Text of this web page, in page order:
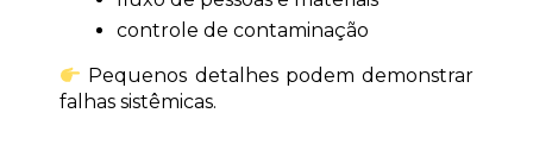
controle de contaminação
Pequenos detalhes podem demonstrar
falhas sistêmicas.